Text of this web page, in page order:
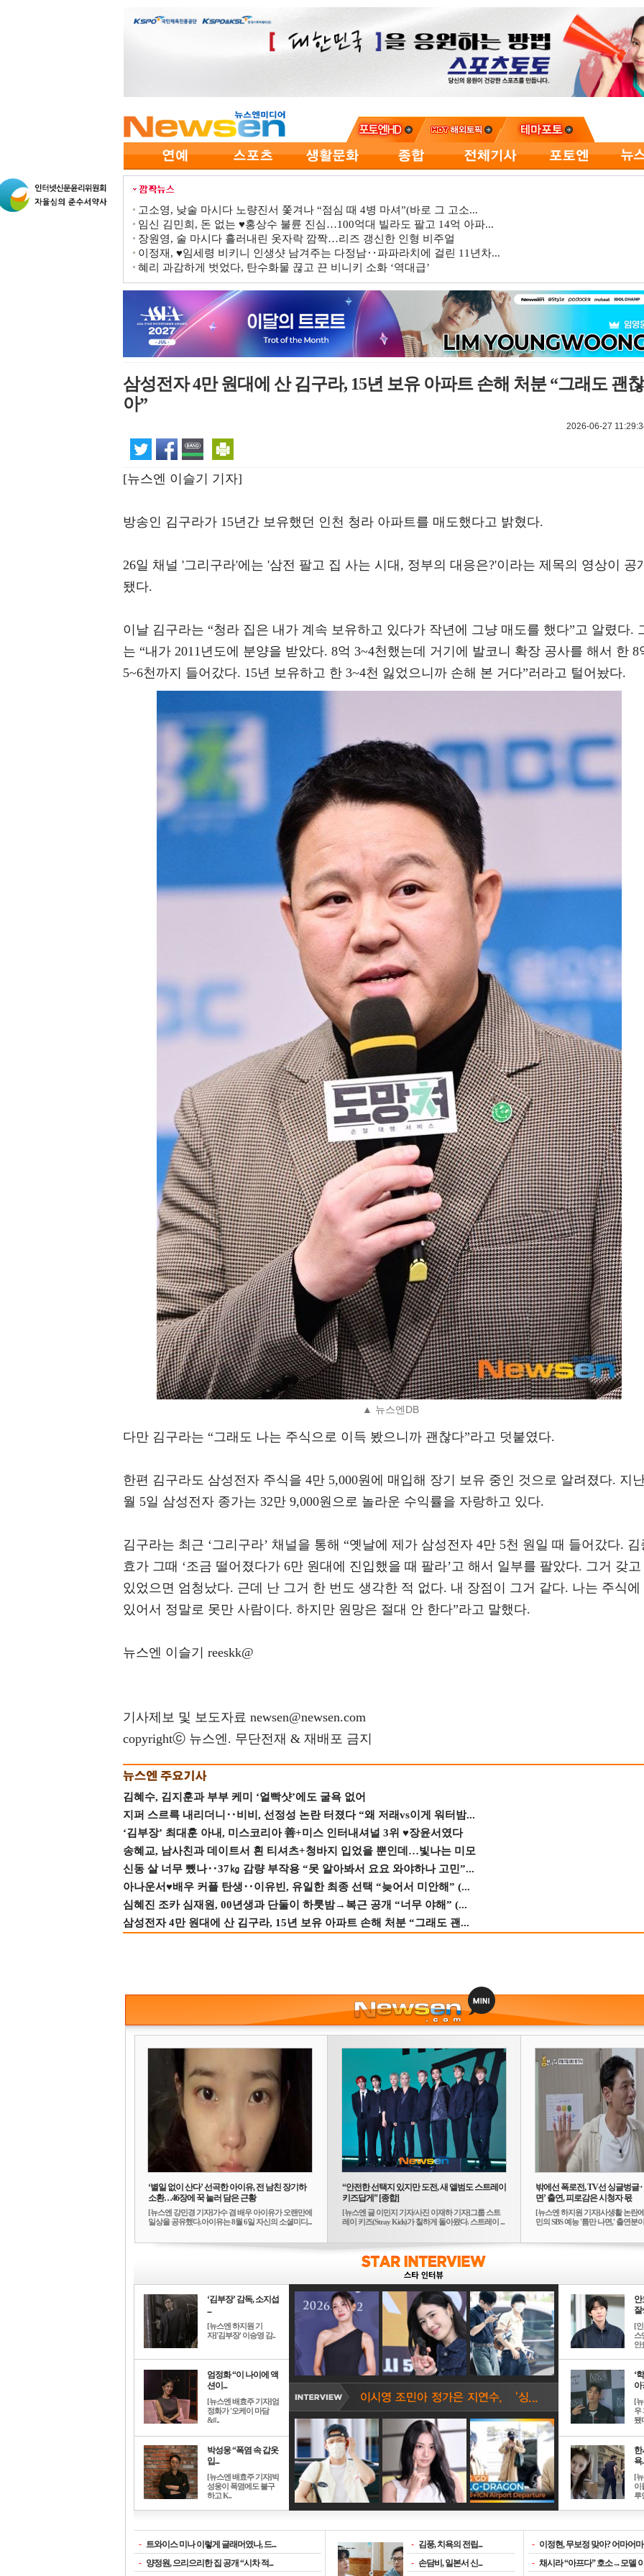
고소영, 낮술 마시다 노량진서 쫓겨나 “점심 때 4병 마셔”(바로 그 고소...
임신 김민희, 돈 없는 ♥홍상수 불륜 진심…100억대 빌라도 팔고 14억 아파...
장원영, 술 마시다 흘러내린 옷자락 깜짝…리즈 갱신한 인형 비주얼
이정재, ♥임세령 비키니 인생샷 남겨주는 다정남‥파파라치에 걸린 11년차...
혜리 과감하게 벗었다, 탄수화물 끊고 끈 비니키 소화 ‘역대급’
삼성전자 4만 원대에 산 김구라, 15년 보유 아파트 손해 처분 “그래도 괜찮
아”
2026-06-27
[뉴스엔 이슬기 기자]
방송인 김구라가 15년간 보유했던 인천 청라 아파트를 매도했다고 밝혔다.
26일 채널 '그리구라'에는 '삼전 팔고 집 사는 시대, 정부의 대응은?'이라는 제목의 영상이 공
됐다.
이날 김구라는 “청라 집은 내가 계속 보유하고 있다가 작년에 그냥 매도를 했다”고 알렸다.
는 “내가 2011년도에 분양을 받았다. 8억 3~4천했는데 거기에 발코니 확장 공사를 해서 한 8
5~6천까지 들어갔다. 15년 보유하고 한 3~4천 잃었으니까 손해 본 거다”러라고 털어놨다.
▲ 뉴스엔DB
다만 김구라는 “그래도 나는 주식으로 이득 봤으니까 괜찮다”라고 덧붙였다.
한편 김구라도 삼성전자 주식을 4만 5,000원에 매입해 장기 보유 중인 것으로 알려졌다. 지
월 5일 삼성전자 종가는 32만 9,000원으로 놀라운 수익률을 자랑하고 있다.
김구라는 최근 ‘그리구라’ 채널을 통해 “옛날에 제가 삼성전자 4만 5천 원일 때 들어갔다. 김
효가 그때 ‘조금 떨어졌다가 6만 원대에 진입했을 때 팔라’고 해서 일부를 팔았다. 그거 갖고
있었으면 엄청났다. 근데 난 그거 한 번도 생각한 적 없다. 내 장점이 그거 같다. 나는 주식에
있어서 정말로 못만 사람이다. 하지만 원망은 절대 안 한다”라고 말했다.
뉴스엔 이슬기 reeskk@
기사제보 및 보도자료 newsen@newsen.com
copyrightⓒ 뉴스엔. 무단전재 & 재배포 금지
김혜수, 김지훈과 부부 케미 ‘얼빡샷’에도 굴욕 없어
지퍼 스르륵 내리더니‥비비, 선정성 논란 터졌다 “왜 저래vs이게 워터밤...
‘김부장’ 최대훈 아내, 미스코리아 善+미스 인터내셔널 3위 ♥장윤서였다
송혜교, 남사친과 데이트서 흰 티셔츠+청바지 입었을 뿐인데…빛나는 미모
신동 살 너무 뺐나‥37㎏ 감량 부작용 “못 알아봐서 요요 와야하나 고민”...
아나운서♥배우 커플 탄생‥이유빈, 유일한 최종 선택 “늦어서 미안해” (...
심혜진 조카 심재원, 00년생과 단둘이 하룻밤→복근 공개 “너무 야해” (...
삼성전자 4만 원대에 산 김구라, 15년 보유 아파트 손해 처분 “그래도 괜...
‘별일 없이 산다’ 선곡한 아이유, 전 남친 장기하
소환…46장에 꾹 눌러 담은 근황
[뉴스엔 강민경 기자]가수 겸 배우 아이유가 오랜만에
일상을 공유했다.아이유는 8월 6일 자신의 소셜미디...
“안전한 선택지 있지만 도전, 새 앨범도 스트레이
키즈답게” [종합]
[뉴스엔 글 이민지 기자/사진 이재하 기자]그룹 스트
레이 키즈(Stray Kids)가 칠하게 돌아왔다. 스트레이 ...
밖에선 폭로전, TV선 싱글벙글
면’ 출연, 피로감은 시청자 몫
[뉴스엔 하지원 기자]사생활 논란
민의 SBS 예능 '틈만 나면,' 출연분
‘김부장’ 감독, 소지섭
...
[뉴스엔 하지원 기
자]'김부장' 이승영 감..
엄정화 “이 나이에 액
션이...
[뉴스엔 배효주 기자]엄
정화가 '오케이 마담
&#..
박성웅 “폭염 속 갑옷
입...
[뉴스엔 배효주 기자]박
성웅이 폭염에도 불구
하고 K..
안
잘
[
스
안
‘
아
[
우
됐
한
욕
[
이
루
- 트와이스 미나 이렇게 글래머였나, 드...
- 양정원, 으리으리한 집 공개 “시차 적...
- 김풍, 치욕의 전립...
- 손담비, 일본서 신...
- 이정현, 무보정 맞아? 어마어마
- 채시라 “아프다” 호소→모델